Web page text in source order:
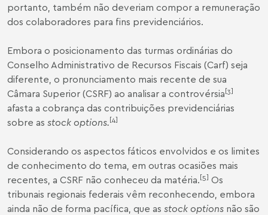
portanto, também não deveriam compor a remuneração
dos colaboradores para fins previdenciários.
Embora o posicionamento das turmas ordinárias do
Conselho Administrativo de Recursos Fiscais (Carf) seja
diferente, o pronunciamento mais recente de sua
Câmara Superior (CSRF) ao analisar a controvérsia[3]
afasta a cobrança das contribuições previdenciárias
sobre as stock options.[4]
Considerando os aspectos fáticos envolvidos e os limites
de conhecimento do tema, em outras ocasiões mais
recentes, a CSRF não conheceu da matéria.[5] Os
tribunais regionais federais vêm reconhecendo, embora
ainda não de forma pacífica, que as stock options não são